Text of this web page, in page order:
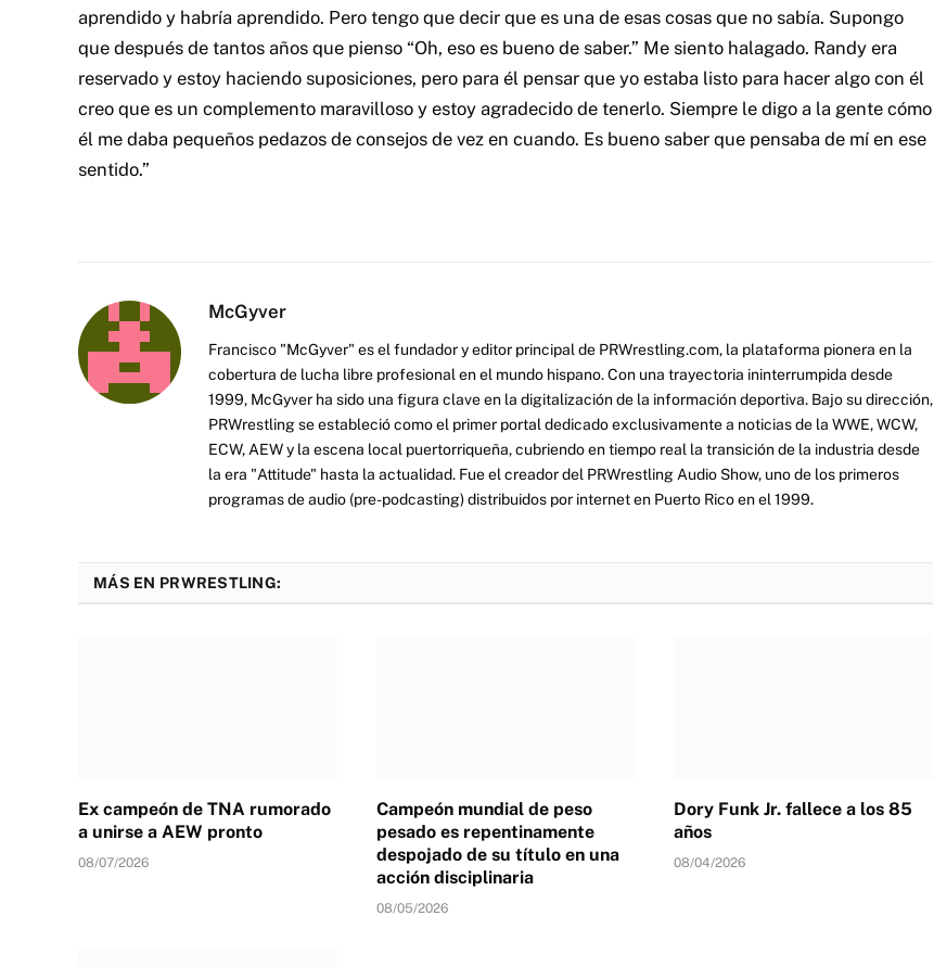
aprendido y habría aprendido. Pero tengo que decir que es una de esas cosas que no sabía. Supongo
que después de tantos años que pienso “Oh, eso es bueno de saber.” Me siento halagado. Randy era
reservado y estoy haciendo suposiciones, pero para él pensar que yo estaba listo para hacer algo con él
creo que es un complemento maravilloso y estoy agradecido de tenerlo. Siempre le digo a la gente cómo
él me daba pequeños pedazos de consejos de vez en cuando. Es bueno saber que pensaba de mí en ese
sentido.”
McGyver
Francisco "McGyver" es el fundador y editor principal de PRWrestling.com, la plataforma pionera en la
cobertura de lucha libre profesional en el mundo hispano. Con una trayectoria ininterrumpida desde
1999, McGyver ha sido una figura clave en la digitalización de la información deportiva. Bajo su dirección,
PRWrestling se estableció como el primer portal dedicado exclusivamente a noticias de la WWE, WCW,
ECW, AEW y la escena local puertorriqueña, cubriendo en tiempo real la transición de la industria desde
la era "Attitude" hasta la actualidad. Fue el creador del PRWrestling Audio Show, uno de los primeros
programas de audio (pre-podcasting) distribuidos por internet en Puerto Rico en el 1999.
MÁS EN PRWRESTLING:
Ex campeón de TNA rumorado
a unirse a AEW pronto
08/07/2026
Campeón mundial de peso
pesado es repentinamente
despojado de su título en una
acción disciplinaria
08/05/2026
Dory Funk Jr. fallece a los 85
años
08/04/2026